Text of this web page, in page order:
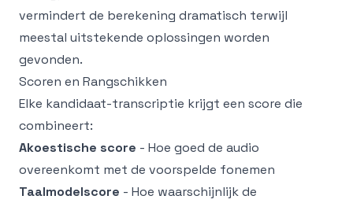
vermindert de berekening dramatisch terwijl
meestal uitstekende oplossingen worden
gevonden.
Scoren en Rangschikken
Elke kandidaat-transcriptie krijgt een score die
combineert:
Akoestische score - Hoe goed de audio
overeenkomt met de voorspelde fonemen
Taalmodelscore - Hoe waarschijnlijk de